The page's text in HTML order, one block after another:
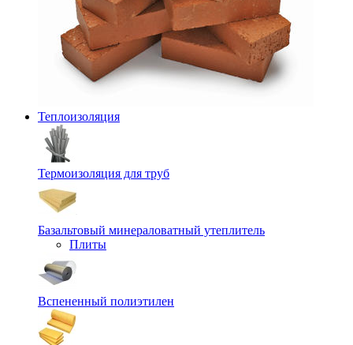
Теплоизоляция
Термоизоляция для труб
Базальтовый минераловатный утеплитель
Плиты
Вспененный полиэтилен